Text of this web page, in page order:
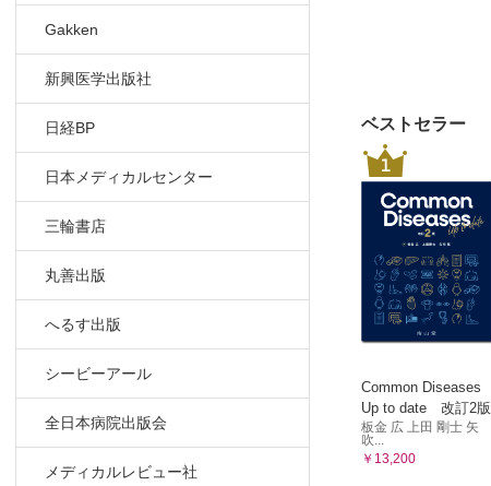
Gakken
新興医学出版社
日経BP
日本メディカルセンター
三輪書店
丸善出版
へるす出版
シービーアール
全日本病院出版会
メディカルレビュー社
ベストセラー
1
Common Diseases
Up to date 改訂2版
板金 広 上田 剛士 矢
吹...
￥13,200